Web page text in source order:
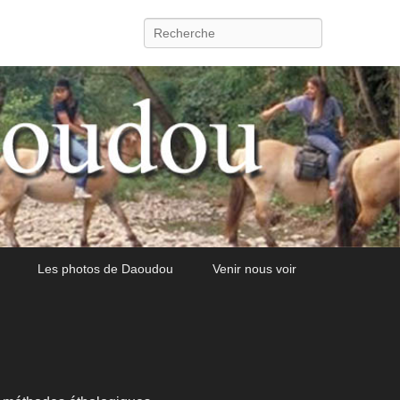
Recherche
Les photos de Daoudou Venir nous voir